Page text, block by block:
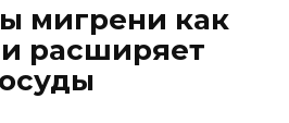
мигрени как
расширяет